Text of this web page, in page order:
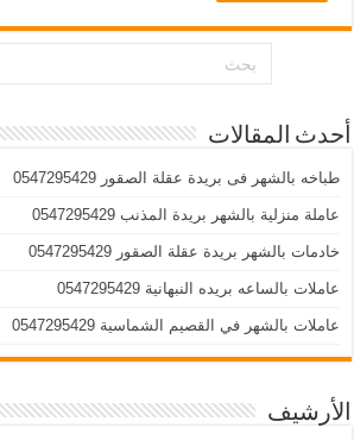
أحدث المقالات
طباخه بالشهر فى بريدة عقلة الصقور 0547295429
عاملة منزلية بالشهر بريدة المذنب 0547295429
خادمات بالشهر بريدة عقلة الصقور 0547295429
عاملات بالساعه بريده النبهانية 0547295429
عاملات بالشهر في القصيم الشماسية 0547295429
الأرشيف